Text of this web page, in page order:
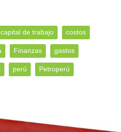
capital de trabajo costos
Finanzas gastos
perú Petroperú